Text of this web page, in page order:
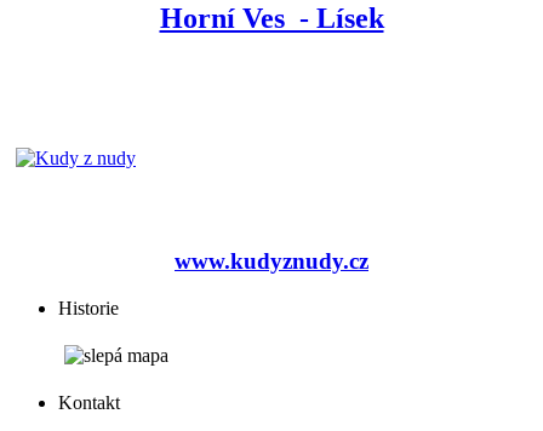
Horní Ves - Lísek
www.kudyznudy.cz
Historie
Kontakt